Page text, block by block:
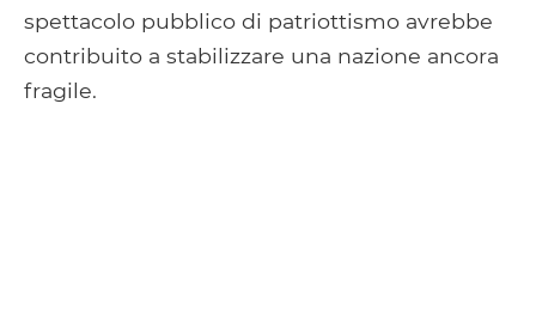
spettacolo pubblico di patriottismo avrebbe
contribuito a stabilizzare una nazione ancora
fragile.